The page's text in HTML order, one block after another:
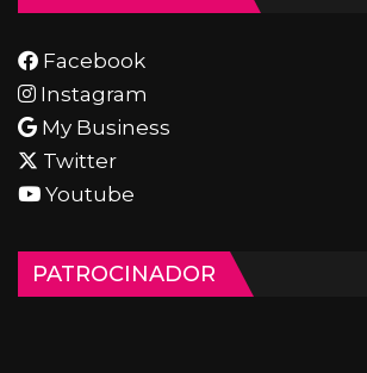
Facebook
Instagram
My Business
Twitter
Youtube
PATROCINADOR